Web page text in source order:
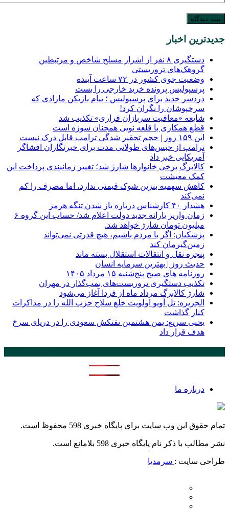
جدیدترین اخبار
دستگیری ۸ نفر از اشرار مسلح شاخص و مرتبطین
گروهک‌های تروریستی
وضعیت جوی کشور در ۷۲ ساعت آینده
پرسپولیس پرونده خرید خارجی را بست
دردسر جدید برای پرسپولیس ؛ پیام بازیکن مازادی که
سرخپوشان را نگران کرد!
شایعه «معافیت سربازان فراری» تکذیب شد
قطع همکاری با قلعه نویی همچنان سوژه است
این ۱۵۹ روز | حجم تحقیر شدگی ترامپ قابل درک نیست
ترامپ از حبس‌های طولانی مدت برای خبرنگاران افشاگر
آمریکایی خبر داد
کالابرگ برخی خانوارها شارژ شد؛ تغییر زمانبندی پرداخت این
کمک معیشت
کاهش سهمیه بنزین شوک قیمتی ندارد، اما مصرف را کم
نمی‌کند
هشدار ۴۰ کارشناس درباره باز شدن تنگه هرمز
زمان واریز یارانه جدید دولت اعلام شد/ حساب این گروه ۶
میلیون تومان شارژ خواهد شد.
پزشکیان: اگر با مردم باشیم، هیچ قدرتی نمی‌تواند
زمین‌گیرمان کند
پنجره‌ نقل و انتقالات استقلال بسته ماند
حدیث روز | بهترین سرمایه انسان
روزنامه‌ های صبح پنج‌شنبه ۱۵ مرداد ۱۴۰۵
تکذیب دستگیری تروریست‌های بمب‌گذار در مهران
شارژ کالابرگ مرداد ماه از فردا آغاز می‌شود
الجزیره: تل آویو اولویت خلع سلاح حزب الله را در مذاکرات
کنار گذاشت
یحیی سریع: یمن هشتمین نفتکش سعودی را در دریای سرخ
هدف قرار داد
درباره ما
تمام حقوق این وب سایت برای پایگاه خبری 598 محفوظ است.
نشر مطالب با ذکر نام پایگاه خبری 598 بلامانع است.
طراحی سایت : سرمدیا